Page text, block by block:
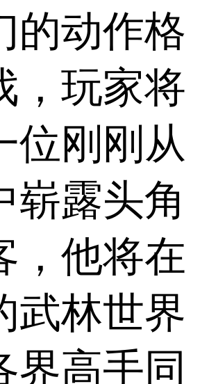
的动作格
，玩家将
位刚刚从
崭露头角
，他将在
武林世界
界高手同